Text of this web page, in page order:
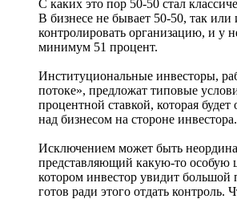
С каких это пор 50-50 стал
В бизнесе не бывает 50-50, так или
контролировать организацию, и у
минимум 51 процент.
Институциональные инвесторы,
потоке», предложат типовые
процентной ставкой, которая будет
над бизнесом на стороне инвестора.
Исключением может быть
представляющий какую-то особую
котором инвестор увидит большой
готов ради этого отдать контроль.